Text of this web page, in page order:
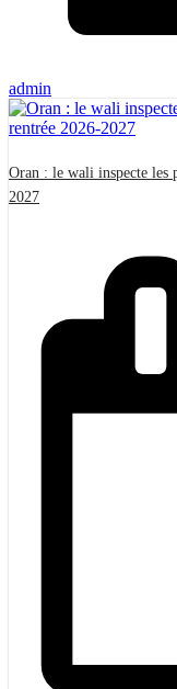
admin
Oran : le wali inspecte les
2027